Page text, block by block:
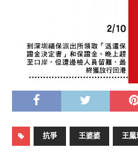
抗爭 王婆婆 王鳳